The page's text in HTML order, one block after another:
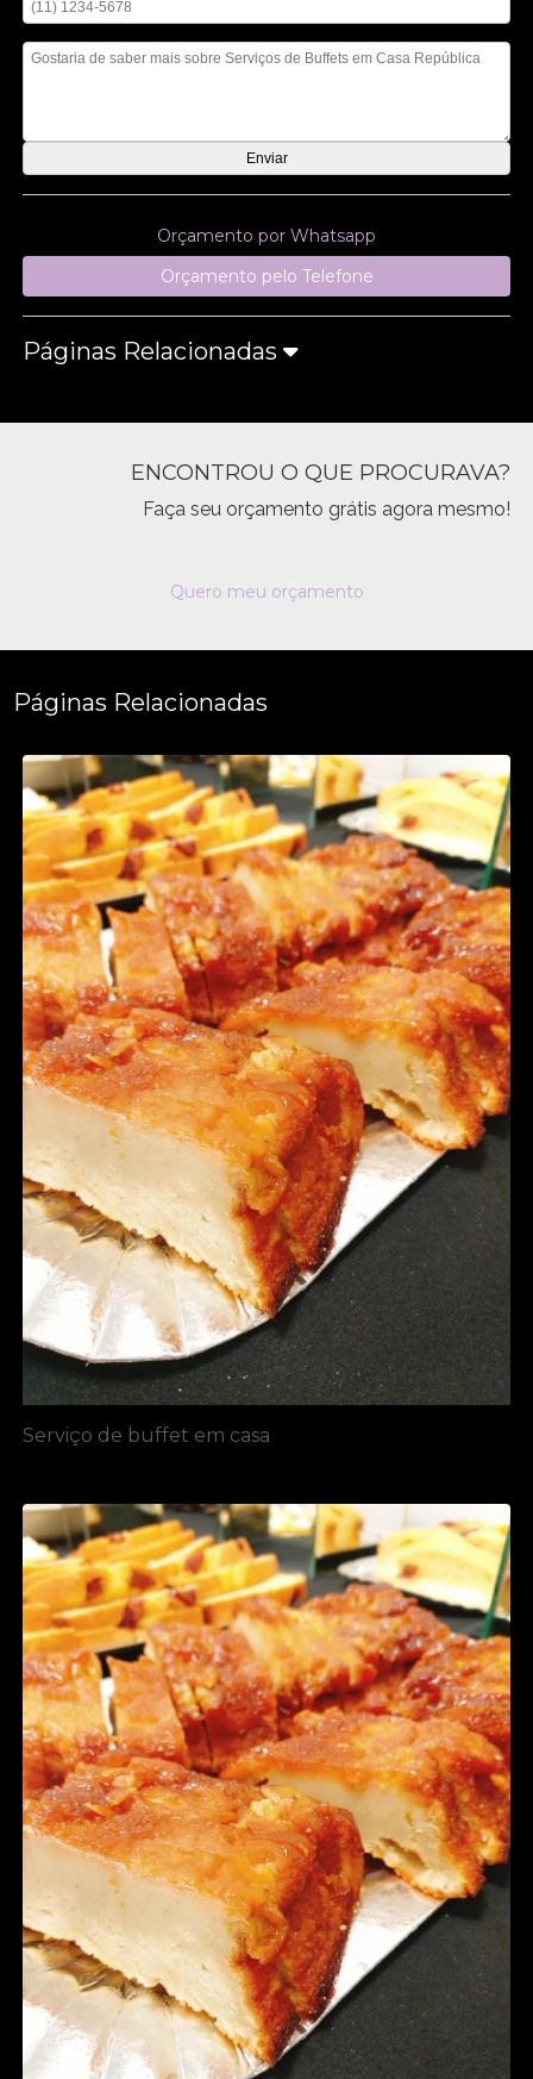
Orçamento por Whatsapp
Orçamento pelo Telefone
Páginas Relacionadas
ENCONTROU O QUE PROCURAVA?
Faça seu orçamento grátis agora mesmo!
Quero meu orçamento
Páginas Relacionadas
Serviço de buffet em casa